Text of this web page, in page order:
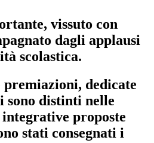
vissuto con
dagli applausi
scolastica.
dedicate
sono distinti nelle
proposte
stati consegnati i